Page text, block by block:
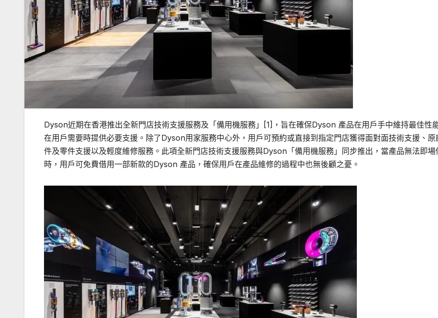
Dyson近期在香港推出全新門店技術支援服務及「備用機服務」[1]，旨在確保Dyson 產品在用戶手中維持最佳性
在用戶需要時提供必要支援。除了Dyson用家服務中心外，用戶可預約或直接到指定門店獲得面對面技術支援、原
件及零件支援以及輕度維修服務。此項全新門店技術支援服務與Dyson「備用機服務」同步推出，當產品無法即場
時，用戶可免費借用一部新款的Dyson 產品，確保用戶在產品維修的過程中也無後顧之憂。